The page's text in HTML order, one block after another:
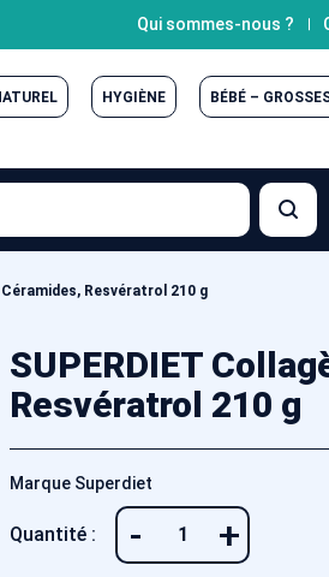
Qui sommes-nous ?
HYGIÈNE BÉBÉ –
Céramides, Resvératrol 210 g
SUPERDIET
Resvératrol 210 g
Marque Superdiet
Quantité : - +